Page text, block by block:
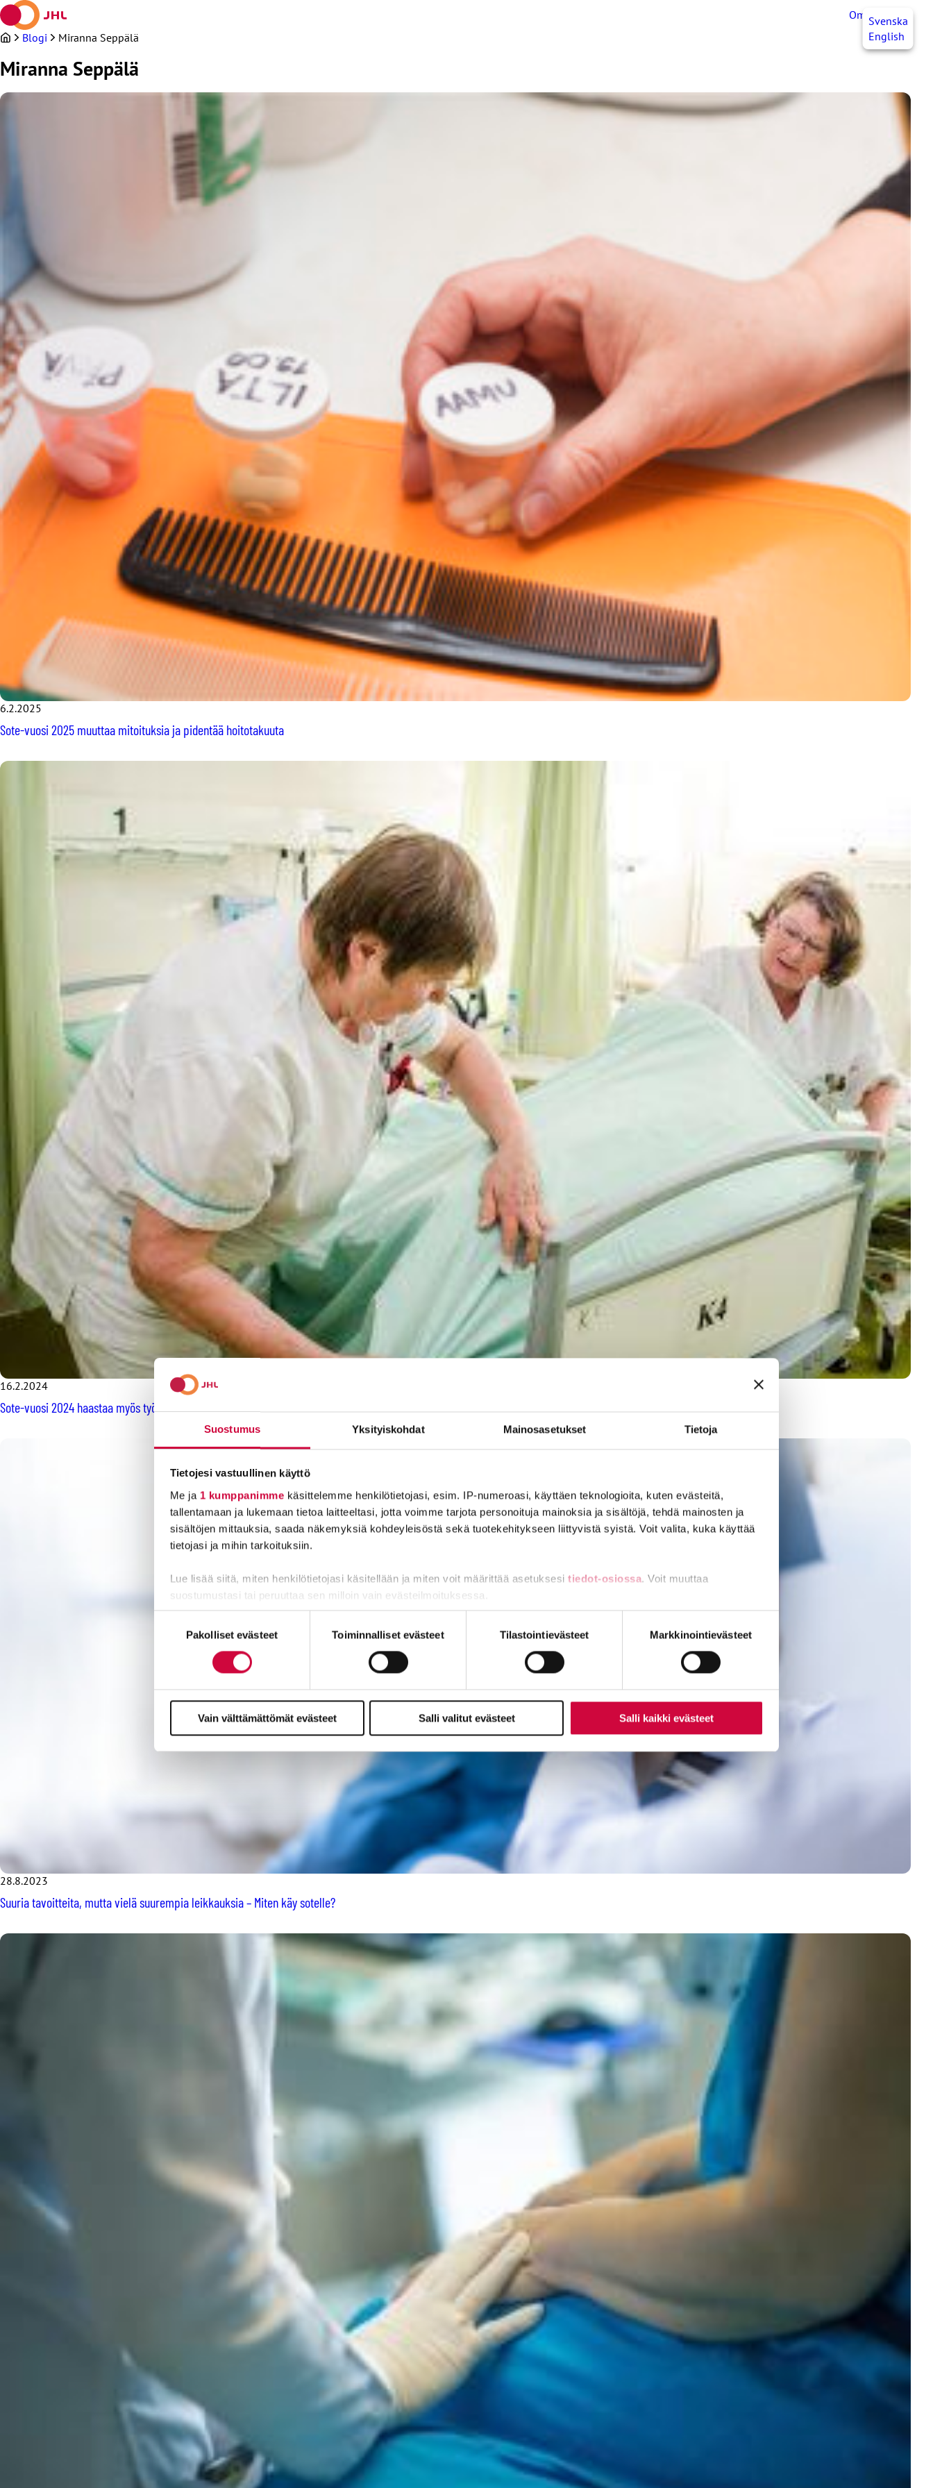
Suostumus Yksityiskohdat Mainosasetukset Tietoja
Tietojesi vastuullinen käyttö
Me ja 1 kumppanimme käsittelemme henkilötietojasi, esim. IP-numeroasi, käyttäen teknologioita, kuten evästeitä,
tallentamaan ja lukemaan tietoa laitteeltasi, jotta voimme tarjota personoituja mainoksia ja sisältöjä, tehdä mainosten ja
sisältöjen mittauksia, saada näkemyksiä kohdeyleisöstä sekä tuotekehitykseen liittyvistä syistä. Voit valita, kuka käyttää
tietojasi ja mihin tarkoituksiin.
Lue lisää siitä, miten henkilötietojasi käsitellään ja miten voit määrittää asetuksesi tiedot-osiossa. Voit muuttaa
suostumustasi tai peruuttaa sen milloin vain evästeilmoituksessa.
Evästeistä osa on välttämättömiä, osa sivuston toimintaa parantavia, ja osaa käytetään tilastointi- tai
Pakolliset evästeet Toiminnalliset evästeet Tilastointievästeet Markkinointievästeet
Vain välttämättömät evästeet Salli valitut evästeet Salli kaikki evästeet
Siirry
sisältöön
OmaJHLSvenska
English
Blogi Miranna Seppälä
Miranna Seppälä
6.2.2025
Sote-vuosi 2025 muuttaa mitoituksia ja pidentää hoitotakuuta
16.2.2024
Sote-vuosi 2024 haastaa myös työntekijöitä
28.8.2023
Suuria tavoitteita, mutta vielä suurempia leikkauksia – Miten käy sotelle?